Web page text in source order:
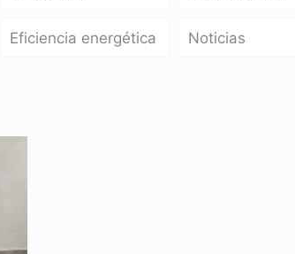
Eficiencia energética Noticias